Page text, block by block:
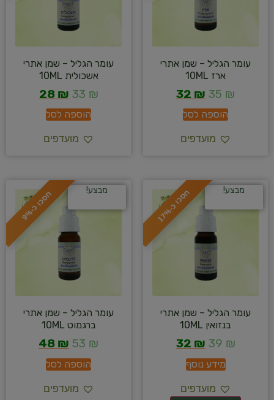
עומר הגליל – שמן אתרי
ארז 10ML
35 ₪
32 ₪
הוספה לסל
מועדפים
עומר הגליל – שמן אתרי
אשכולית 10ML
33 ₪
28 ₪
הוספה לסל
מועדפים
ח
ס
כ
ו
כ
-
1
7
% מבצע!
עומר הגליל – שמן אתרי
בנזואין 10ML
39 ₪
32 ₪
מידע נוסף
מועדפים
ח
ס
כ
ו
כ
-
9
% מבצע!
עומר הגליל – שמן אתרי
ברגמוט 10ML
53 ₪
48 ₪
הוספה לסל
מועדפים